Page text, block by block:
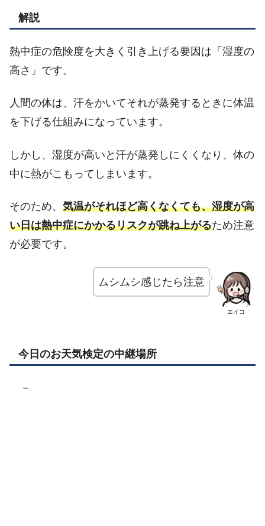
解説
熱中症の危険度を大きく引き上げる要因は「湿度の
高さ」です。
人間の体は、汗をかいてそれが蒸発するときに体温
を下げる仕組みになっています。
しかし、湿度が高いと汗が蒸発しにくくなり、体の
中に熱がこもってしまいます。
そのため、 気温がそれほど高くなくても、湿度が高
い日は熱中症にかかるリスクが跳ね上がるため注意
が必要です。
エイコ
ムシムシ感じたら注意
今日のお天気検定の中継場所
－